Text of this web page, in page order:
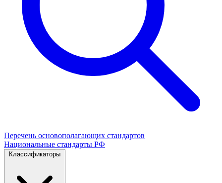
Перечень основополагающих стандартов
Национальные стандарты РФ
Классификаторы